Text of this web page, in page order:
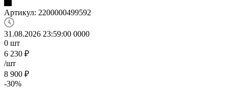
Артикул: 2200000499592
31.08.2026 23:59:00 0000
0 шт
6 230 ₽
/шт
8 900 ₽
-30%